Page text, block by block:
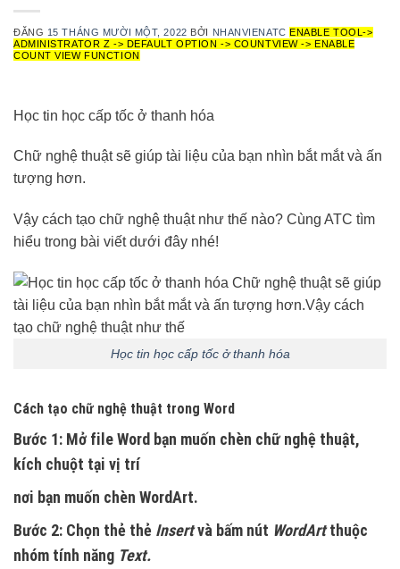
ĐĂNG 15 THÁNG MƯỜI MỘT, 2022 BỞI NHANVIENATC ENABLE TOOL->
ADMINISTRATOR Z -> DEFAULT OPTION -> COUNTVIEW -> ENABLE
COUNT VIEW FUNCTION
Học tin học cấp tốc ở thanh hóa
Chữ nghệ thuật sẽ giúp tài liệu của bạn nhìn bắt mắt và ấn
tượng hơn.
Vậy cách tạo chữ nghệ thuật như thế nào? Cùng ATC tìm
hiểu trong bài viết dưới đây nhé!
Học tin học cấp tốc ở thanh hóa
Cách tạo chữ nghệ thuật trong Word
Bước 1: Mở file Word bạn muốn chèn chữ nghệ thuật,
kích chuột tại vị trí
nơi bạn muốn chèn WordArt.
Bước 2: Chọn thẻ thẻ Insertvà bấm nút WordArtthuộc
nhóm tính năng Text.